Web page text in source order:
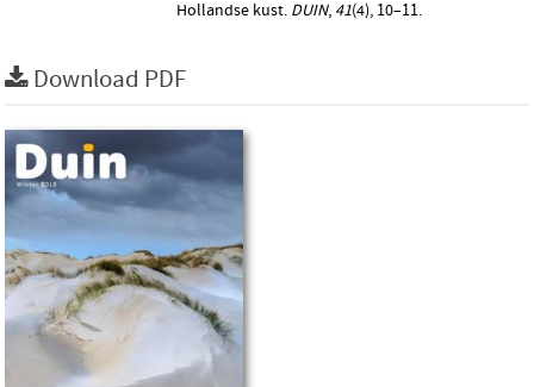
Hollandse kust. DUIN, 41(4), 10–11.
Download PDF